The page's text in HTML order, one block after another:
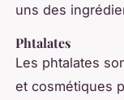
uns des
Phtalates
Les phtalates
et cosmétiques